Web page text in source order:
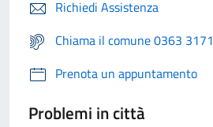
Richiedi Assistenza
Chiama il comune 0363 3171
Prenota un appuntamento
Problemi in città